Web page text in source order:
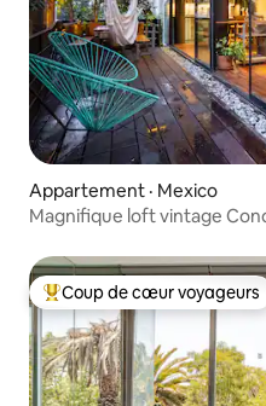
Appartement · Mexico
Magnifique loft vintage
Coup de cœur voyageurs
Coup de cœur voyageurs